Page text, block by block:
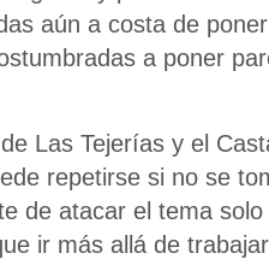
aún a costa de
a poner
Las Tejerías y el
repetirse si no se
de atacar el tema
ir más allá de